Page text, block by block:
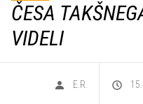
ČESA
VIDELI
E.R.